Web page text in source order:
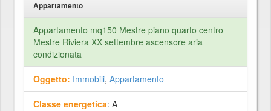
Appartamento
Appartamento mq150 Mestre piano quarto centro
Mestre Riviera XX settembre ascensore aria
condizionata
Oggetto: Immobili, Appartamento
Classe energetica: A